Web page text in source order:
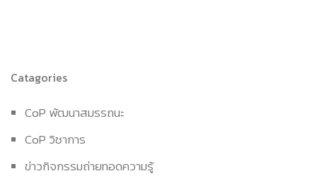
Catagories
CoP พัฒนาสมรรถนะ
CoP วิชาการ
ข่าวกิจกรรมถ่ายทอดความรู้